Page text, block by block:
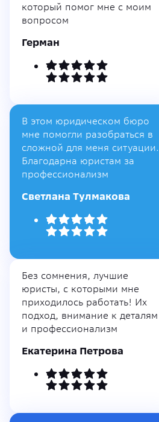
который помог мне с моим
вопросом
Герман
В этом юридическом бюро
мне помогли разобраться в
сложной для меня ситуации.
Благодарна юристам за
профессионализм
Светлана Тулмакова
Без сомнения, лучшие
юристы, с которыми мне
приходилось работать! Их
подход, внимание к деталям
и профессионализм
Екатерина Петрова